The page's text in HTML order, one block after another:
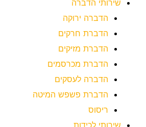
שירותי הדברה
הדברה ירוקה
הדברת חרקים
הדברת מזיקים
הדברת מכרסמים
הדברה לעסקים
הדברת פשפש המיטה
ריסוס
שירותי לכידות